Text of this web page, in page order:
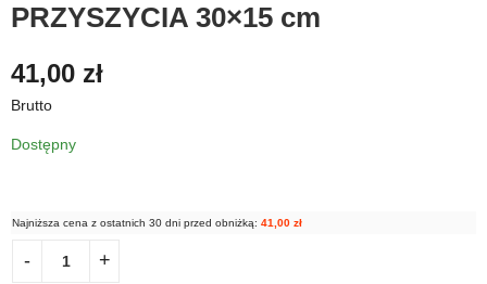
PRZYSZYCIA 30×15 cm
41,00 zł
Brutto
Dostępny
Najniższa cena z ostatnich 30 dni przed obniżką: 41,00 zł